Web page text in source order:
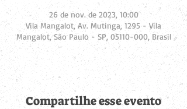
26 de nov. de 2023, 10:00
Vila Mangalot, Av. Mutinga, 1295 - Vila
Mangalot, São Paulo - SP, 05110-000, Brasil
Compartilhe esse evento